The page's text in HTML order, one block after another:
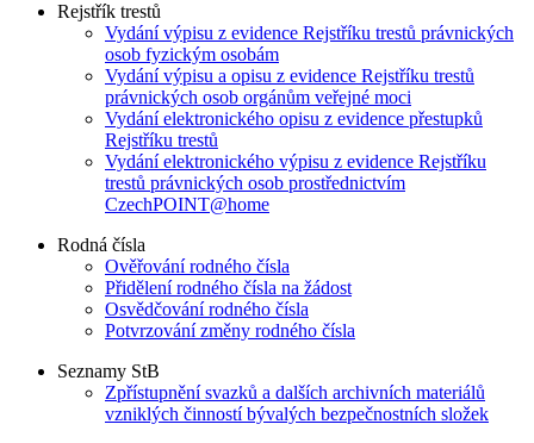
Rejstřík trestů
Vydání výpisu z evidence Rejstříku trestů právnických
osob fyzickým osobám
Vydání výpisu a opisu z evidence Rejstříku trestů
právnických osob orgánům veřejné moci
Vydání elektronického opisu z evidence přestupků
Rejstříku trestů
Vydání elektronického výpisu z evidence Rejstříku
trestů právnických osob prostřednictvím
CzechPOINT@home
Rodná čísla
Ověřování rodného čísla
Přidělení rodného čísla na žádost
Osvědčování rodného čísla
Potvrzování změny rodného čísla
Seznamy StB
Zpřístupnění svazků a dalších archivních materiálů
vzniklých činností bývalých bezpečnostních složek